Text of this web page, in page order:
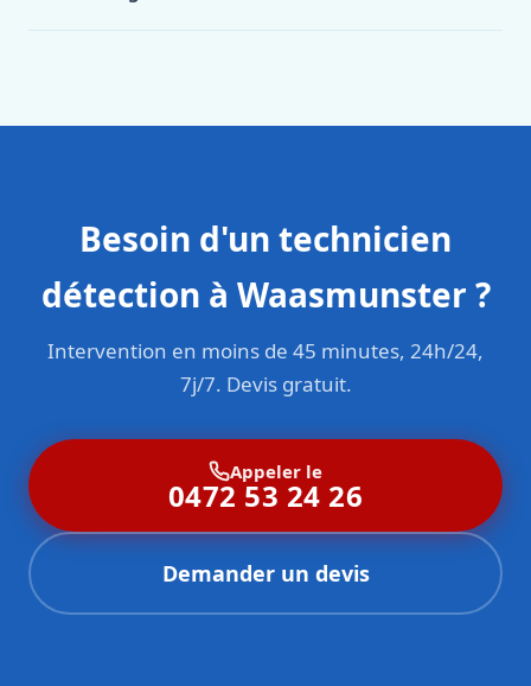
Besoin d'un technicien
détection à Waasmunster ?
Intervention en moins de 45 minutes, 24h/24,
7j/7. Devis gratuit.
Appeler le
0472 53 24 26
Demander un devis